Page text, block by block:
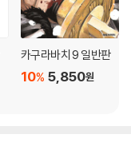
카구라바치 9 일반판
5,850원
10%